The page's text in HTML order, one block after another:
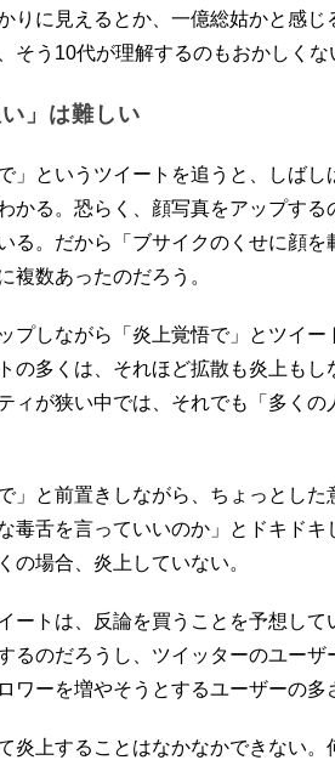
りに見えるとか、一億総姑かと感
そう10代が理解するのもおかしくな
い」は難しい
」というツイートを追うと、しばし
かる。恐らく、顔写真をアップする
る。だから「ブサイクのくせに顔
複数あったのだろう。
プしながら「炎上覚悟で」とツイー
の多くは、それほど拡散も炎上も
ィが狭い中では、それでも「多く
」と前置きしながら、ちょっとした
毒舌を言っていいのか」とドキド
の場合、炎上していない。
ートは、反論を買うことを予想して
るのだろうし、ツイッターのユー
ワーを増やそうとするユーザーの多
炎上することはなかなかできない。